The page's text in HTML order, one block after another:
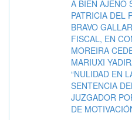
A BIEN AJENO
PATRICIA DEL
BRAVO
FISCAL, EN
MOREIRA
MARIUXI
“NULIDAD EN
SENTENCIA
JUZGADOR
DE